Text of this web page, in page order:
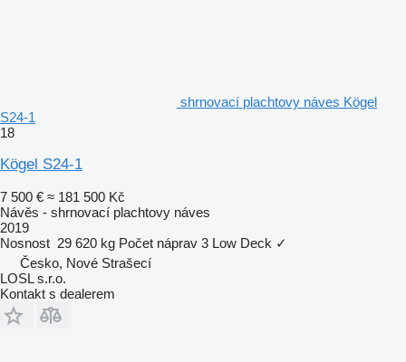
shrnovací plachtovy náves Kögel
S24-1
18
Kögel S24-1
7 500 € ≈ 181 500 Kč
Návěs - shrnovací plachtovy náves
2019
Nosnost 29 620 kg Počet náprav 3 Low Deck ✓
Česko, Nové Strašecí
LOSL s.r.o.
Kontakt s dealerem